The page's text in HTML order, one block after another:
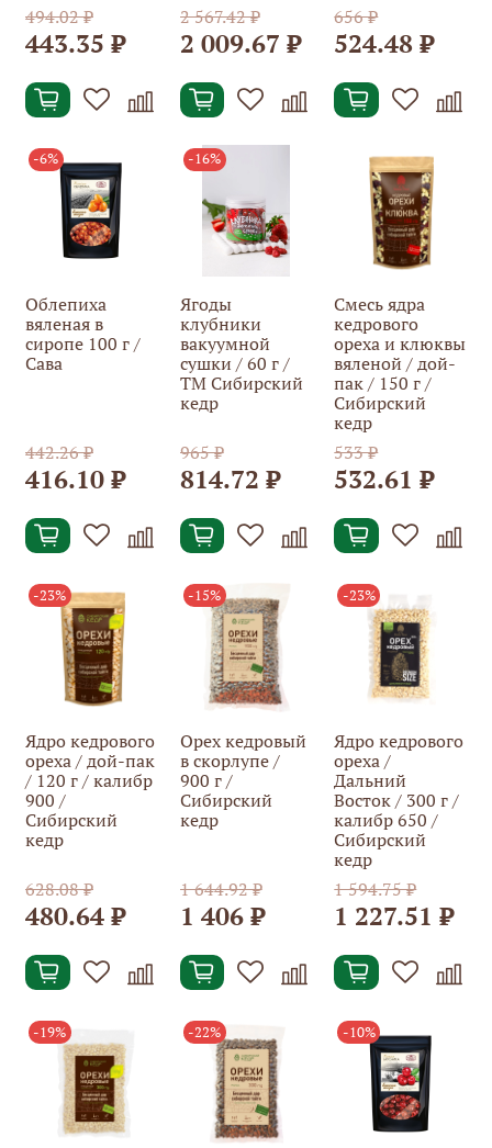
494.02 ₽
443.35 ₽
2 567.42 ₽
2 009.67 ₽
656 ₽
524.48 ₽
-6%
Облепиха
вяленая в
сиропе 100 г /
Сава
442.26 ₽
416.10 ₽
-16%
Ягоды
клубники
вакуумной
сушки / 60 г /
ТМ Сибирский
кедр
965 ₽
814.72 ₽
Смесь ядра
кедрового
ореха и клюквы
вяленой / дой-
пак / 150 г /
Сибирский
кедр
533 ₽
532.61 ₽
-23%
Ядро кедрового
ореха / дой-пак
/ 120 г / калибр
900 /
Сибирский
кедр
628.08 ₽
480.64 ₽
-15%
Орех кедровый
в скорлупе /
900 г /
Сибирский
кедр
1 644.92 ₽
1 406 ₽
-23%
Ядро кедрового
ореха /
Дальний
Восток / 300 г /
калибр 650 /
Сибирский
кедр
1 594.75 ₽
1 227.51 ₽
-19% -22% -10%